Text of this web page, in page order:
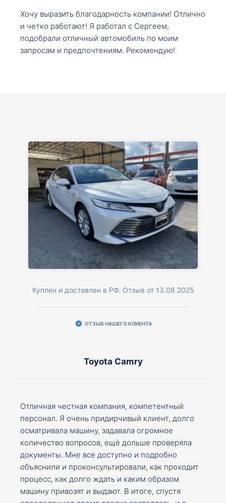
Хочу выразить благодарность компании! Отлично
и четко работают! Я работал с Сергеем,
подобрали отличный автомобиль по моим
запросам и предпочтениям. Рекомендую!
Куплен и доставлен в РФ. Отзыв от 13.08.2025
ОТЗЫВ НАШЕГО КЛИЕНТА
Toyota Camry
Отличная честная компания, компетентный
персонал. Я очень придирчивый клиент, долго
осматривала машину, задавала огромное
количество вопросов, ещё дольше проверяла
документы. Мне все доступно и подробно
объяснили и проконсультировали, как проходит
процесс, как долго ждать и каким образом
машину привозят и выдают. В итоге, спустя